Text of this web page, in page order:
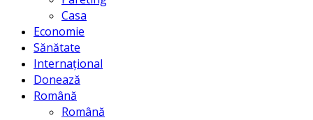
Casa
Economie
Sănătate
Internațional
Donează
Română
Română